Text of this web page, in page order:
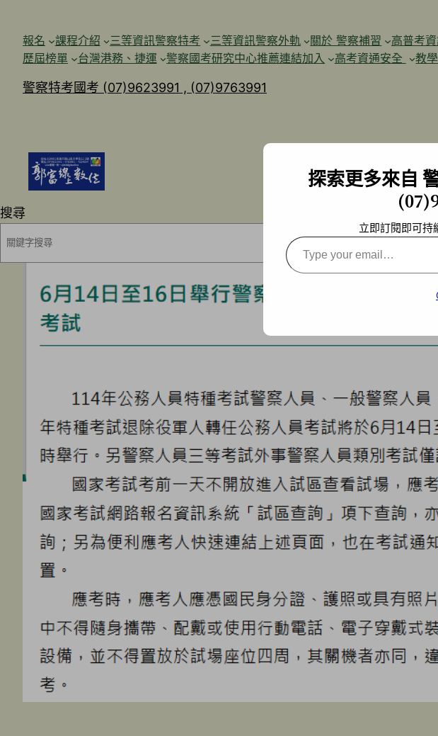
報名 課程介紹 三等資訊警察特考 三等資訊警察外軌 關於 警察補習 高普考
歷屆榜單
台灣港務、捷運 警察國考研究中心推薦連結加入 高考資通安全 教
警察特考國考 (07)9623991 , (07)9763991
搜尋
探索更多來自
立即訂閱即可持
Type
your